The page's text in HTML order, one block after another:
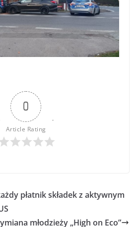
0
Article Rating
płatnik składek z aktywnym
młodzieży „High on Eco”